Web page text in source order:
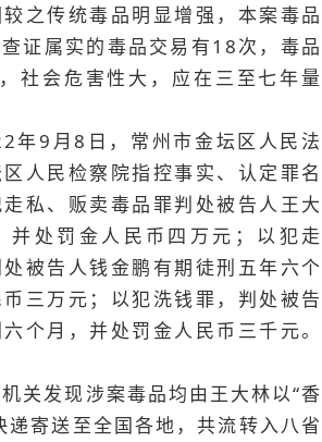
之传统毒品明显增强，本案毒品
证属实的毒品交易有18次，毒品
社会危害性大，应在三至七年量
年9月8日，常州市金坛区人民法
人民检察院指控事实、认定罪名
私、贩卖毒品罪判处被告人王大
并处罚金人民币四万元；以犯走
被告人钱金鹏有期徒刑五年六个
三万元；以犯洗钱罪，判处被告
个月，并处罚金人民币三千元。
关发现涉案毒品均由王大林以“香
递寄送至全国各地，共流转入八省